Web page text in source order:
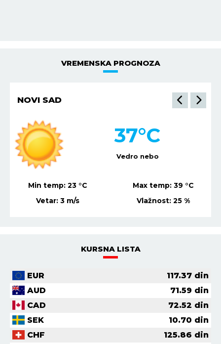
VREMENSKA PROGNOZA
NIŠ
Vedro nebo
35°C
Min temp:21 °C Max temp: 37 °C
Vetar:1 m/s Vlažnost: 26 %
KURSNA LISTA
EUR 117.37 din
AUD
71.59 din
CAD
72.52 din
SEK
10.70 din
CHF
125.86 din